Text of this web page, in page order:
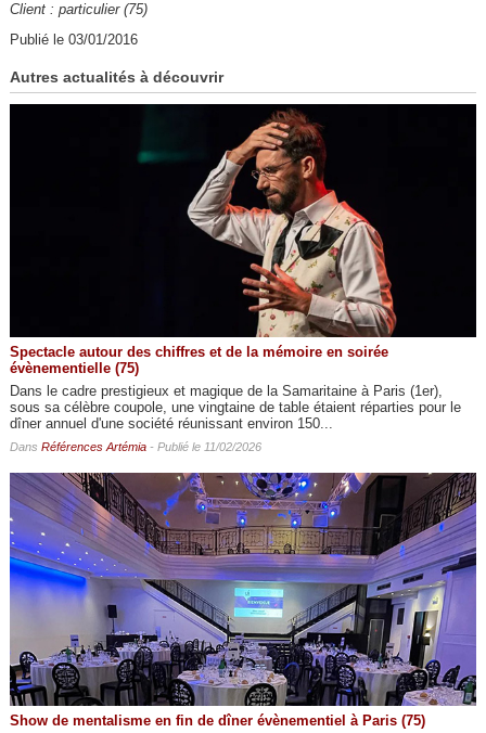
Client : particulier (75)
Publié le 03/01/2016
Autres actualités à découvrir
Spectacle autour des chiffres et de la mémoire en soirée
évènementielle (75)
Dans le cadre prestigieux et magique de la Samaritaine à Paris (1er),
sous sa célèbre coupole, une vingtaine de table étaient réparties pour le
dîner annuel d'une société réunissant environ 150...
Dans Références Artémia- Publié le 11/02/2026
Show de mentalisme en fin de dîner évènementiel à Paris (75)